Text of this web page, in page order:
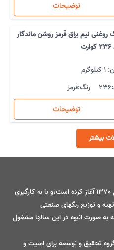
توضیحات
روغنی نیم براق قرمز روشن ماندگار
236 رنگ:قرمز
توضیحات
بیشتر
گروه ایران رنگ فعالیت خود را از سال 1370 آغاز کرده است،و با به کارگیری
و توزیع رنگهای صنعتی
به صورت انبوه در این سالها مشغول
گروه تحقیق و توسعه برای امنیت و